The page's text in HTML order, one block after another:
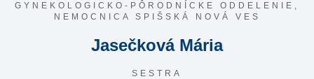
GYNEKOLOGICKO-PÔRODNÍCKE ODDELENIE,
NEMOCNICA SPIŠSKÁ NOVÁ VES
Jasečková Mária
SESTRA